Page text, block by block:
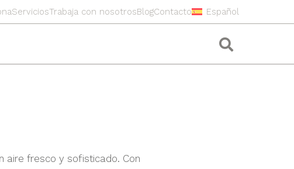
ServiciosTrabaja con nosotrosBlogContacto Español
aire fresco y sofisticado. Con